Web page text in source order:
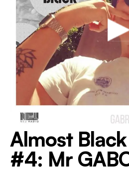
Almost
#4: Mr